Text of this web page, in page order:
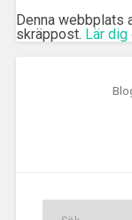
Denna webbplats
skräppost. Lär dig